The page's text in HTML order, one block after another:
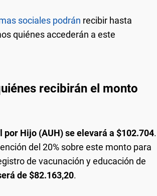
sociales podrán recibir hasta
quiénes accederán a este
recibirán el monto
Hijo (AUH) se elevará a $102.704.
del 20% sobre este monto para
de vacunación y educación de
de $82.163,20.